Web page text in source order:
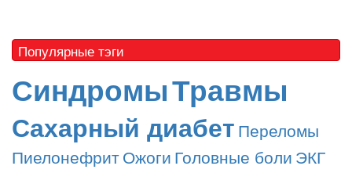
Популярные тэги
СиндромыТравмы
Сахарный диабет Переломы
ПиелонефритОжоги Головные боли ЭКГ